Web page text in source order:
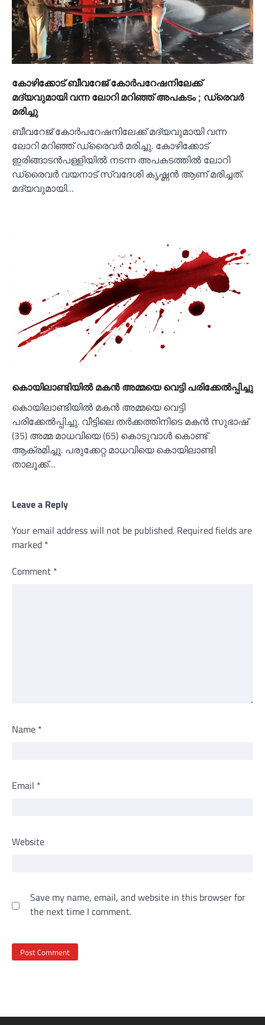
കോഴിക്കോട് ബീവറേജ് കോര്‍പറേഷനിലേക്ക്
മദ്യവുമായി വന്ന ലോറി മറിഞ്ഞ് അപകടം ; ഡ്രെവര്‍
മരിച്ചു
ബീവറേജ് കോർപറേഷനിലേക്ക് മദ്യവുമായി വന്ന
ലോറി മറിഞ്ഞ് ഡ്രൈവർ മരിച്ചു. കോഴിക്കോട്
ഇരിങ്ങാടൻപള്ളിയില്‍ നടന്ന അപകടത്തില്‍ ലോറി
ഡ്രൈവർ വയനാട് സ്വദേശി കൃഷ്ണൻ ആണ് മരിച്ചത്.
മദ്യവുമായി…
കൊയിലാണ്ടിയില്‍ മകൻ അമ്മയെ വെട്ടി പരിക്കേല്‍പ്പിച്ചു
കൊയിലാണ്ടിയില്‍ മകൻ അമ്മയെ വെട്ടി
പരിക്കേല്‍പ്പിച്ചു. വീട്ടിലെ തർക്കത്തിനിടെ മകൻ സുഭാഷ്
(35) അമ്മ മാധവിയെ (65) കൊടുവാള്‍ കൊണ്ട്
ആക്രമിച്ചു. പരുക്കേറ്റ മാധവിയെ കൊയിലാണ്ടി
താലൂക്ക്…
Leave a Reply
Your email address will not be published. Required fields are
marked *
Comment *
Name *
Email *
Website
Save my name, email, and website in this browser for
the next time I comment.